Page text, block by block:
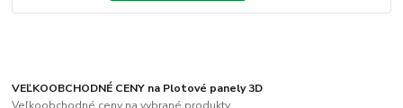
VEĽKOOBCHODNÉ CENY na Plotové panely 3D